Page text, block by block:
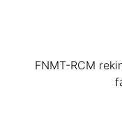
FNMT-RCM